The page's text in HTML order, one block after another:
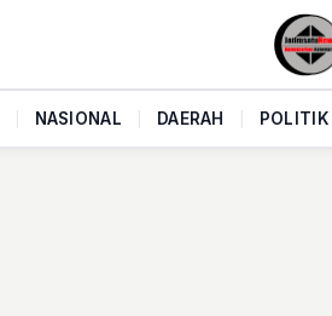
NASIONAL DAERAH POLITIK